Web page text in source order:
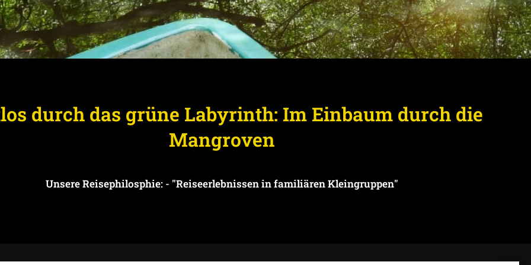
durch das grüne Labyrinth: Im Einbaum durch die
Mangroven
Unsere Reisephilosphie: - "Reiseerlebnissen in familiären Kleingruppen"